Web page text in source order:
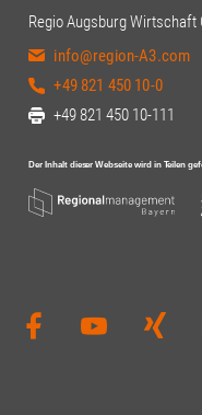
Regio Augsburg Wirtschaft
info@region-A3.com
+49 821 450 10-0
+49 821 450 10-111